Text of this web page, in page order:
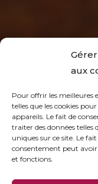
aux
Pour offrir les meilleures
telles que les cookies
appareils. Le fait de
traiter des données
uniques sur ce site. Le
consentement peut
et fonctions.